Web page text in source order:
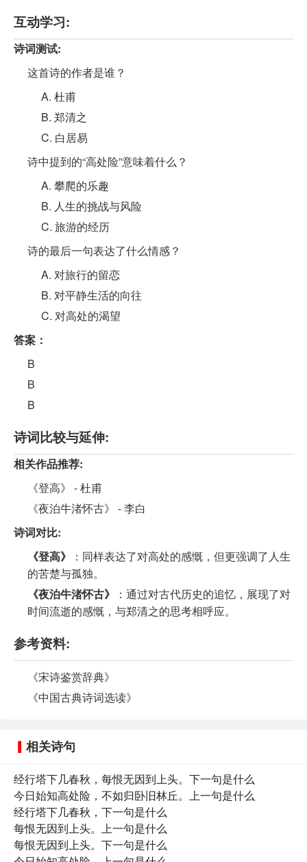
互动学习:
诗词测试:
这首诗的作者是谁？
A. 杜甫
B. 郑清之
C. 白居易
诗中提到的“高处险”意味着什么？
A. 攀爬的乐趣
B. 人生的挑战与风险
C. 旅游的经历
诗的最后一句表达了什么情感？
A. 对旅行的留恋
B. 对平静生活的向往
C. 对高处的渴望
答案：
B
B
B
诗词比较与延伸:
相关作品推荐:
《登高》 - 杜甫
《夜泊牛渚怀古》 - 李白
诗词对比:
《登高》
：同样表达了对高处的感慨，但更强调了人生
的苦楚与孤独。
《夜泊牛渚怀古》
：通过对古代历史的追忆，展现了对
时间流逝的感慨，与郑清之的思考相呼应。
参考资料:
《宋诗鉴赏辞典》
《中国古典诗词选读》
相关诗句
经行塔下几春秋，每恨无因到上头。下一句是什么
今日始知高处险，不如归卧旧林丘。上一句是什么
经行塔下几春秋，下一句是什么
每恨无因到上头。上一句是什么
每恨无因到上头。下一句是什么